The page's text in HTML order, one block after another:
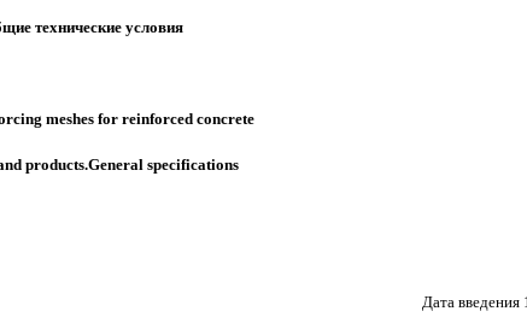
технические условия
meshes for reinforced concrete
products.General specifications
Дата введения